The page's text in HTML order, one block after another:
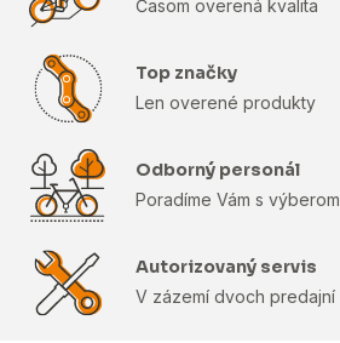
Časom overená kvalita
Top značky
Len overené produkty
Odborný personál
Poradíme Vám s výberom
Autorizovaný servis
V zázemí dvoch predajní